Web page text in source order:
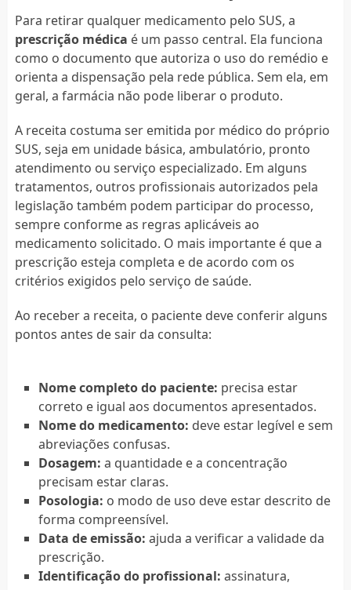
Para retirar qualquer medicamento pelo SUS, a
prescrição médica é um passo central. Ela funciona
como o documento que autoriza o uso do remédio e
orienta a dispensação pela rede pública. Sem ela, em
geral, a farmácia não pode liberar o produto.
A receita costuma ser emitida por médico do próprio
SUS, seja em unidade básica, ambulatório, pronto
atendimento ou serviço especializado. Em alguns
tratamentos, outros profissionais autorizados pela
legislação também podem participar do processo,
sempre conforme as regras aplicáveis ao
medicamento solicitado. O mais importante é que a
prescrição esteja completa e de acordo com os
critérios exigidos pelo serviço de saúde.
Ao receber a receita, o paciente deve conferir alguns
pontos antes de sair da consulta:
Nome completo do paciente: precisa estar
correto e igual aos documentos apresentados.
Nome do medicamento: deve estar legível e sem
abreviações confusas.
Dosagem: a quantidade e a concentração
precisam estar claras.
Posologia: o modo de uso deve estar descrito de
forma compreensível.
Data de emissão: ajuda a verificar a validade da
prescrição.
Identificação do profissional: assinatura,